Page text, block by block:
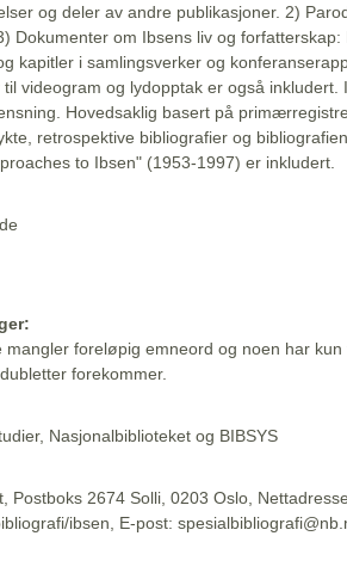
og deler av andre publikasjoner. 2)
Dokumenter om Ibsens liv og forfatterskap:
kapitler i samlingsverker og
videogram og lydopptak er også inkludert.
Hovedsaklig basert på
retrospektive bibliografier og
to Ibsen" (1953-1997) er inkludert.
mangler foreløpig emneord og noen har
forekommer.
Nasjonalbiblioteket og BIBSYS
Postboks 2674 Solli, 0203 Oslo,
ibsen, E-post: